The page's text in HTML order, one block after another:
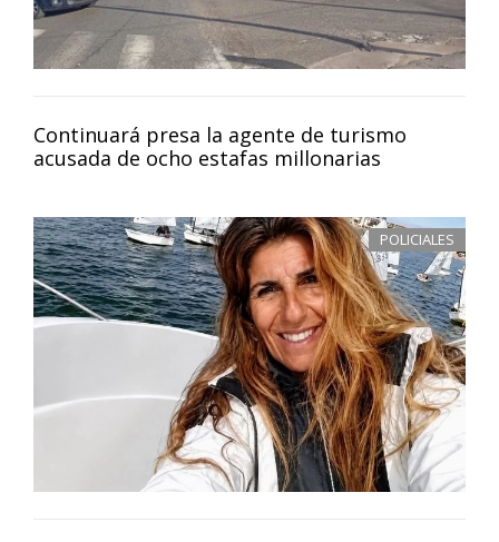
Continuará presa la agente de turismo
acusada de ocho estafas millonarias
POLICIALES